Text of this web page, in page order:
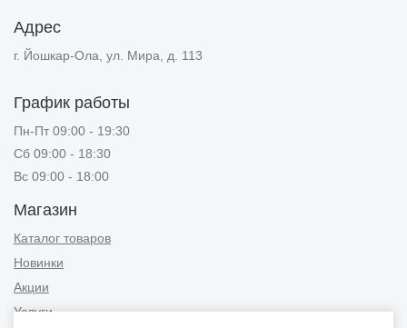
Адрес
г. Йошкар-Ола, ул. Мира, д. 113
График работы
Пн-Пт 09:00 - 19:30
Сб 09:00 - 18:30
Вс 09:00 - 18:00
Магазин
Каталог товаров
Новинки
Акции
Услуги